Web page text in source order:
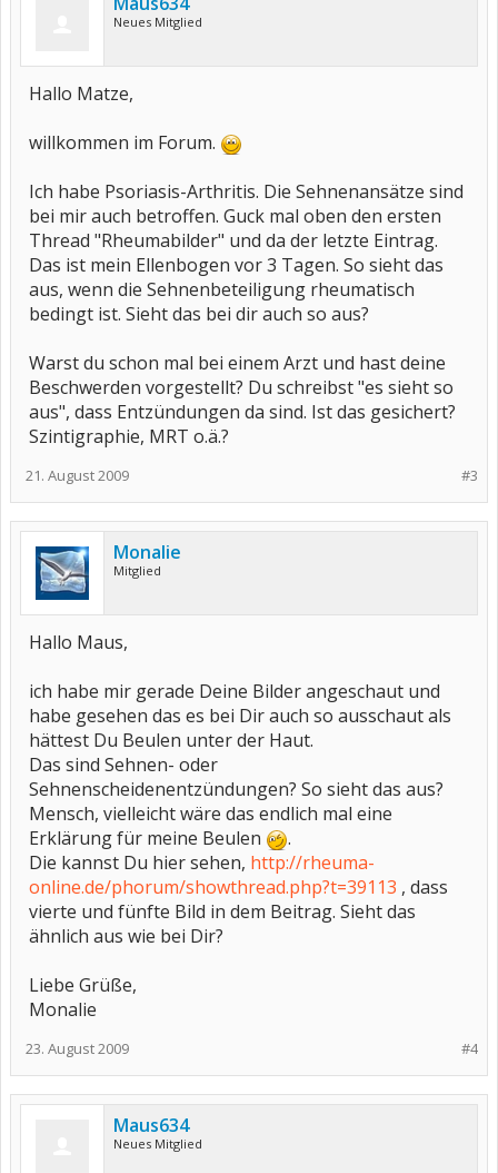
Neues Mitglied
Hallo Matze,
willkommen im Forum.
Ich habe Psoriasis-Arthritis. Die Sehnenansätze sind
bei mir auch betroffen. Guck mal oben den ersten
Thread "Rheumabilder" und da der letzte Eintrag.
Das ist mein Ellenbogen vor 3 Tagen. So sieht das
aus, wenn die Sehnenbeteiligung rheumatisch
bedingt ist. Sieht das bei dir auch so aus?
Warst du schon mal bei einem Arzt und hast deine
Beschwerden vorgestellt? Du schreibst "es sieht so
aus", dass Entzündungen da sind. Ist das gesichert?
Szintigraphie, MRT o.ä.?
#3
21. August 2009
Monalie
Mitglied
Hallo Maus,
ich habe mir gerade Deine Bilder angeschaut und
habe gesehen das es bei Dir auch so ausschaut als
hättest Du Beulen unter der Haut.
Das sind Sehnen- oder
Sehnenscheidenentzündungen? So sieht das aus?
Mensch, vielleicht wäre das endlich mal eine
Erklärung für meine Beulen
.
Die kannst Du hier sehen, http://rheuma-
online.de/phorum/showthread.php?t=39113 , dass
vierte und fünfte Bild in dem Beitrag. Sieht das
ähnlich aus wie bei Dir?
Liebe Grüße,
Monalie
#4
23. August 2009
Maus634
Neues Mitglied